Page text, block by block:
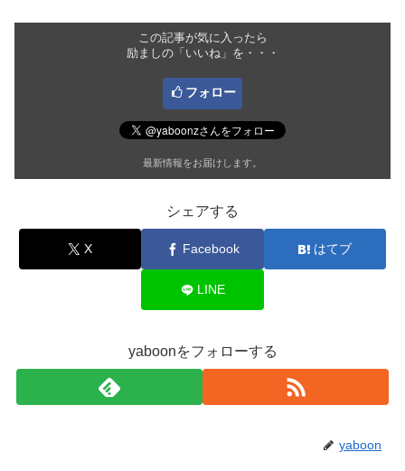
この記事が気に入ったら
励ましの「いいね」を・・・
フォロー
最新情報をお届けします。
シェアする
X Facebook はてブ
LINE
yaboonをフォローする
yaboon